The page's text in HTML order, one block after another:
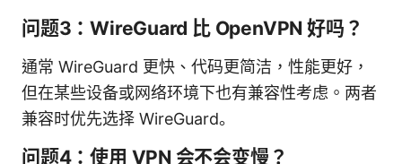
问题3：WireGuard 比 OpenVPN 好吗？
通常 WireGuard 更快、代码更简洁，性能更好，
但在某些设备或网络环境下也有兼容性考虑。两者
兼容时优先选择 WireGuard。
问题4：使用 VPN 会不会变慢？